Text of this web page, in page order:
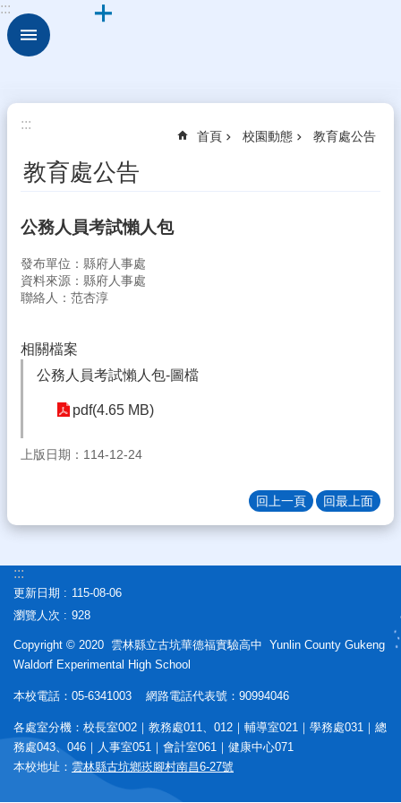
跳到主要內容區塊
進
關
古
坑
德
福
行
政
組
校
校
專
區
導
專
相
關
連
結
:::
:::
首頁 校園動態 教育處公告
教育處公告
公務人員考試懶人包
發布單位：縣府人事處
資料來源：縣府人事處
聯絡人：范杏淳
相關檔案
公務人員考試懶人包-圖檔
pdf(4.65 MB)
上版日期：114-12-24
回上一頁 回最上面
:::
更新日期
115-08-06
瀏覽人次
928
Copyright © 2020 雲林縣立古坑華德福實驗高中 Yunlin County Gukeng
Waldorf Experimental High School
本校電話：05-6341003 網路電話代表號：90994046
各處室分機：校長室002｜教務處011、012｜輔導室021｜學務處031｜總
務處043、046｜人事室051｜會計室061｜健康中心071
本校地址： 雲林縣古坑鄉崁腳村南昌6-27號